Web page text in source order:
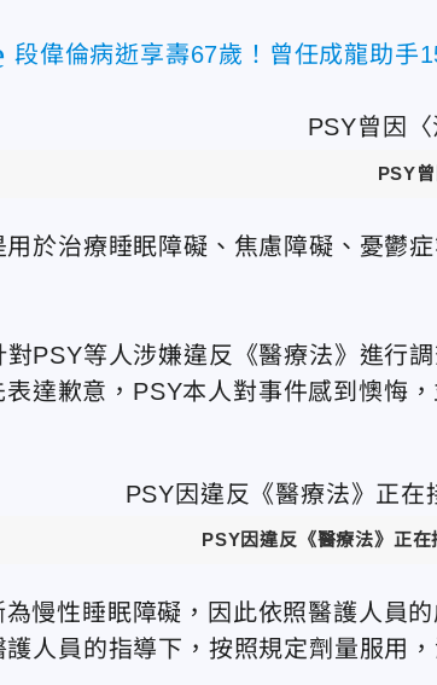
段偉倫病逝享壽67歲！曾任成龍助手
PSY
於治療睡眠障礙、焦慮障礙、憂鬱
PSY等人涉嫌違反《醫療法》進行
達歉意，PSY本人對事件感到懊悔
PSY因違反《醫療法》正在
慢性睡眠障礙，因此依照醫護人員
人員的指導下，按照規定劑量服用，